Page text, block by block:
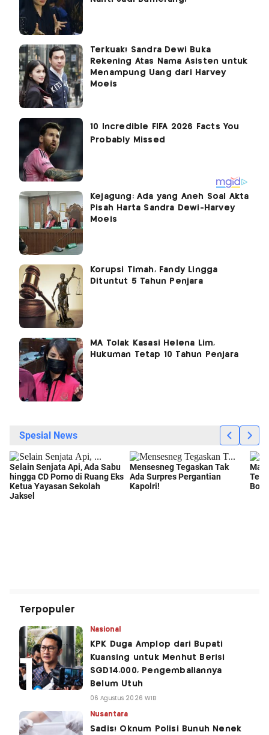
Terkuak! Sandra Dewi Buka
Rekening Atas Nama Asisten untuk
Menampung Uang dari Harvey
Moeis
Kejagung: Ada yang Aneh Soal Akta
Pisah Harta Sandra Dewi-Harvey
Moeis
Korupsi Timah, Fandy Lingga
Dituntut 5 Tahun Penjara
MA Tolak Kasasi Helena Lim,
Hukuman Tetap 10 Tahun Penjara
Terpopuler
Nasional
KPK Duga Amplop dari Bupati
Kuansing untuk Menhut Berisi
SGD14.000, Pengembaliannya
Belum Utuh
06 Agustus 2026 WIB
Nusantara
Sadis! Oknum Polisi Bunuh Nenek